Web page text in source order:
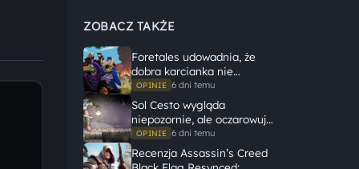
ZOBACZ TAKŻE
Foretales udowadnia, że
dobra karcianka nie
potrzebuje wielkiego
świata, żeby opowiedzieć
dużą historię
OPINIE 6 dni temu
Sol Cesto wygląda
niepozornie, ale oczarowuje
gameplayem
OPINIE 6 dni temu
Recenzja Assassin’s Creed